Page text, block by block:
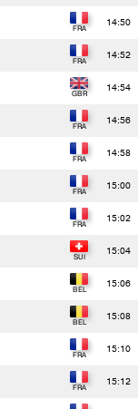
14:50
14:52
14:54
14:56
14:58
15:00
15:02
15:04
15:06
15:08
15:10
15:12